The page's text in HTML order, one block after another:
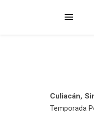
Culiacán,
Temporada